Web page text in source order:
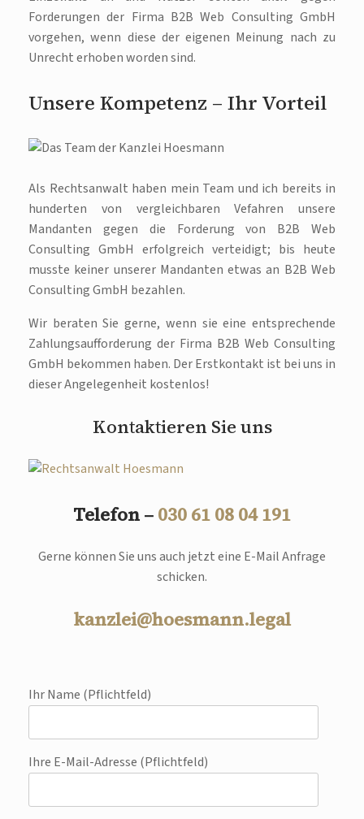
Forderungen der Firma B2B Web Consulting GmbH
vorgehen, wenn diese der eigenen Meinung nach zu
Unrecht erhoben worden sind.
Unsere Kompetenz – Ihr Vorteil
Als Rechtsanwalt haben mein Team und ich bereits in
hunderten von vergleichbaren Vefahren unsere
Mandanten gegen die Forderung von B2B Web
Consulting GmbH erfolgreich verteidigt; bis heute
musste keiner unserer Mandanten etwas an B2B Web
Consulting GmbH bezahlen.
Wir beraten Sie gerne, wenn sie eine entsprechende
Zahlungsaufforderung der Firma B2B Web Consulting
GmbH bekommen haben. Der Erstkontakt ist bei uns in
dieser Angelegenheit kostenlos!
Kontaktieren Sie uns
Telefon – 030 61 08 04 191
Gerne können Sie uns auch jetzt eine E-Mail Anfrage
schicken.
kanzlei@hoesmann.legal
Ihr Name (Pflichtfeld)
Ihre E-Mail-Adresse (Pflichtfeld)